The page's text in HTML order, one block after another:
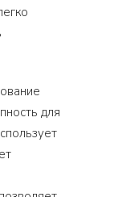
для